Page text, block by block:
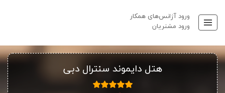
ورود آژانس‌های همکار
ورود مشتریان
هتل دایموند سنترال دبی